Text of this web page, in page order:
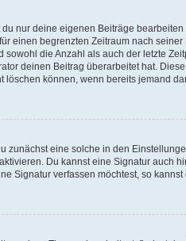
nur deine eigenen Beiträge
einen begrenzten Zeitraum nach
die Anzahl als auch der letzte
deinen Beitrag überarbeitet hat.
können, wenn bereits jemand
zunächst eine solche in den
Du kannst eine Signatur
Signatur verfassen möchtest, so